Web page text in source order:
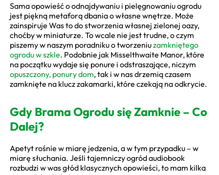
Sama opowieść o odnajdywaniu i pielęgnowaniu ogrodu
jest piękną metaforą dbania o własne wnętrze. Może
zainspiruje Was to do stworzenia własnej zielonej oazy,
choćby w miniaturze. To wcale nie jest trudne, o czym
piszemy w naszym poradniku o tworzeniuzamkniętego
ogrodu w szkle. Podobnie jak Misselthwaite Manor, które
na początku wydaje się ponure i odstraszające, niczym
opuszczony, ponury dom, tak i w nas drzemią czasem
zamknięte na klucz zakamarki, które czekają na odkrycie.
Gdy Brama Ogrodu się Zamknie – Co
Dalej?
Apetyt rośnie w miarę jedzenia, a w tym przypadku – w
miarę słuchania. Jeśli tajemniczy ogród audiobook
rozbudzi w was głód klasycznych opowieści, to mam kilka